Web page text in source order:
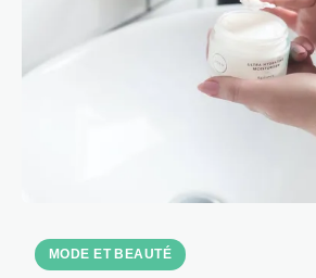
MODE ET BEAUTÉ